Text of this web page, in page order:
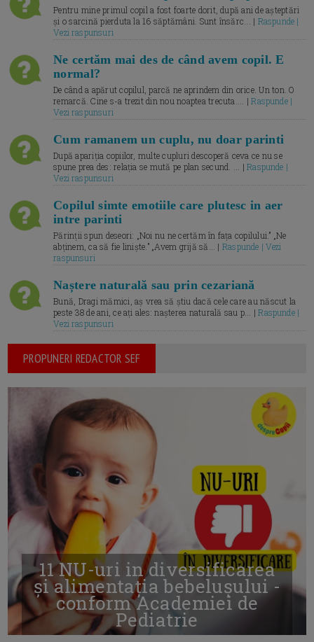
Pentru mine primul copil a fost foarte dorit, după ani de așteptări
și o sarcină pierduta la 16 săptămâni. Sunt însărc... | Raspunde |
Vezi raspunsuri
Ne certăm mai des de când avem copil. E
normal?
De când a apărut copilul, parcă ne aprindem din orice. Un ton. O
remarcă. Cine s-a trezit din nou noaptea trecuta.... |Raspunde |
Vezi raspunsuri
Cum ramanem un cuplu, nu doar parinti
După apariția copiilor, multe cupluri descoperă ceva ce nu se
spune prea des: relația se mută pe plan secund. ... |Raspunde |
Vezi raspunsuri
Copilul simte emotiile care plutesc in aer
intre parinti
Părinții spun deseori: „Noi nu ne certăm în fața copilului.” „Ne
abținem, ca să fie liniște.” „Avem grijă să... | Raspunde | Vezi
raspunsuri
Naștere naturală sau prin cezariană
Bună, Dragi mămici, aș vrea să știu dacă cele care au născut la
peste 38 de ani, ce ați ales: nașterea naturală sau p... |Raspunde |
Vezi raspunsuri
PROPUNERI REDACTOR SEF
11 NU-uri in diversificarea
și alimentația bebelușului -
conform Academiei de
Pediatrie